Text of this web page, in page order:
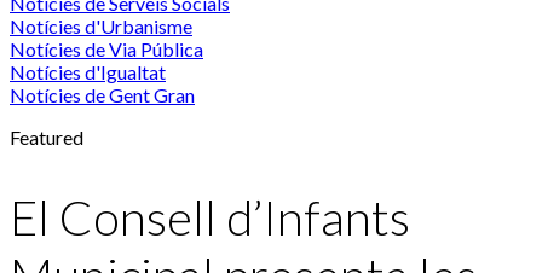
Notícies d'Urbanisme
Notícies de Via Pública
Notícies d'Igualtat
Notícies de Gent Gran
Featured
El Consell d’Infants